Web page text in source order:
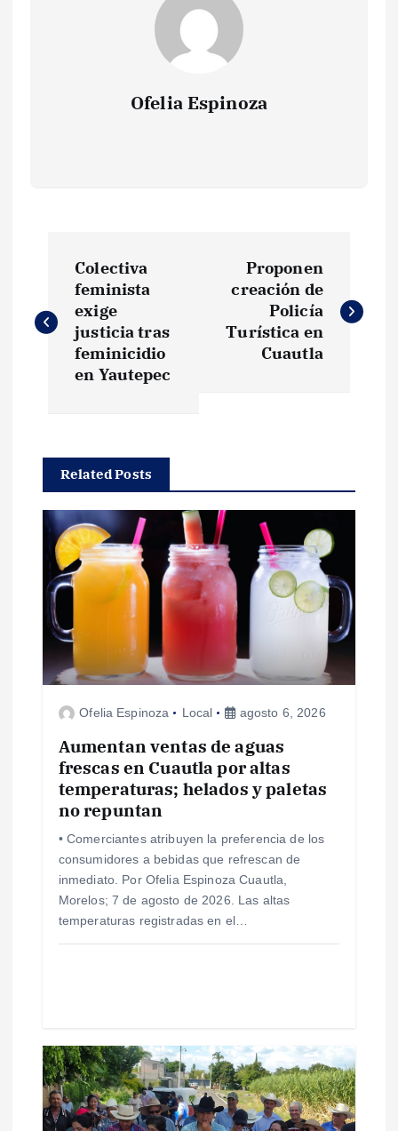
Ofelia Espinoza
v
a
c
ó
n
d
a
s
Colectiva
feminista
exige
justicia tras
feminicidio
en Yautepec
Proponen
creación de
Policía
Turística en
Cuautla
Related Posts
Ofelia Espinoza Local agosto 6, 2026
Aumentan ventas de aguas
frescas en Cuautla por altas
temperaturas; helados y paletas
no repuntan
• Comerciantes atribuyen la preferencia de los
consumidores a bebidas que refrescan de
inmediato. Por Ofelia Espinoza Cuautla,
Morelos; 7 de agosto de 2026. Las altas
temperaturas registradas en el…